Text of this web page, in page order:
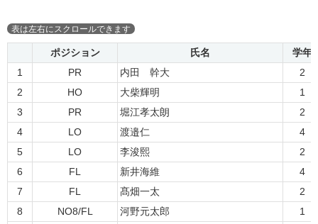
ポジション 氏名
学年
1
PR 内田 幹大
2
2
HO 大柴輝明
1
3
PR 堀江孝太朗
2
4
LO 渡邉仁
4
5
LO 李浚熙
2
6
FL 新井海維
4
7
FL 髙畑一太
2
8
NO8/FL 河野元太郎
1